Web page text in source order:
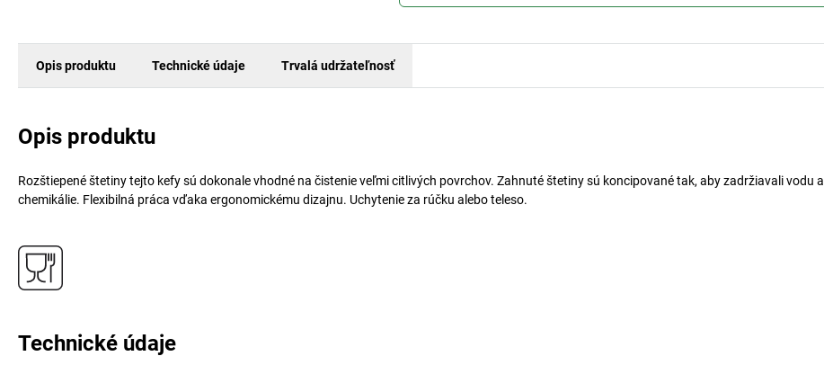
Opis produktu Technické údaje Trvalá udržateľnosť
Opis produktu
Rozštiepené štetiny tejto kefy sú dokonale vhodné na čistenie veľmi citlivých povrchov. Zahnuté štetiny sú koncipované tak, aby zadržiavali vodu a
chemikálie. Flexibilná práca vďaka ergonomickému dizajnu. Uchytenie za rúčku alebo teleso.
Technické údaje